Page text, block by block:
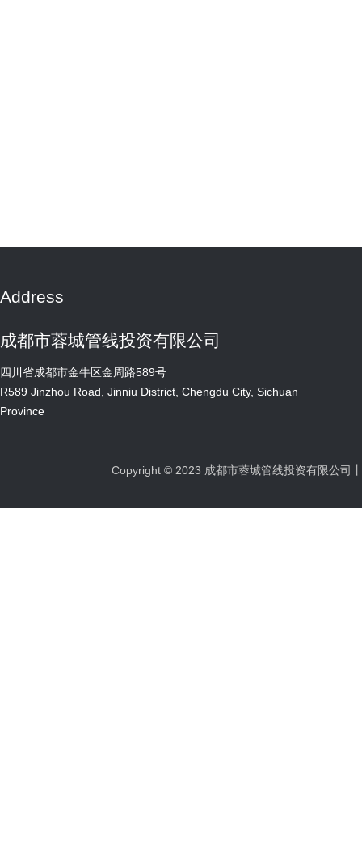
Address
成都市蓉城管线投资有限公司
四川省成都市金牛区金周路589号
R589 Jinzhou Road, Jinniu District, Chengdu City, Sichuan
Province
Copyright © 2023 成都市蓉城管线投资有限公司